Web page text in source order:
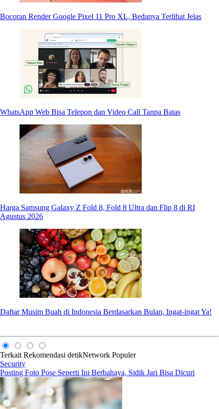
Bocoran Render Google Pixel 11 Pro XL, Bedanya Terlihat Jelas
WhatsApp Web Bisa Telepon dan Video Call Tanpa Batas
Harga Samsung Galaxy Z Fold 8, Fold 8 Ultra dan Flip 8 di RI
Agustus 2026
Daftar Musim Buah di Indonesia Berdasarkan Bulan, Ingat-ingat Ya!
Terkait Rekomendasi detikNetwork Populer
Security
Posting Foto Pose Seperti Ini Berbahaya, Sidik Jari Bisa Dicuri